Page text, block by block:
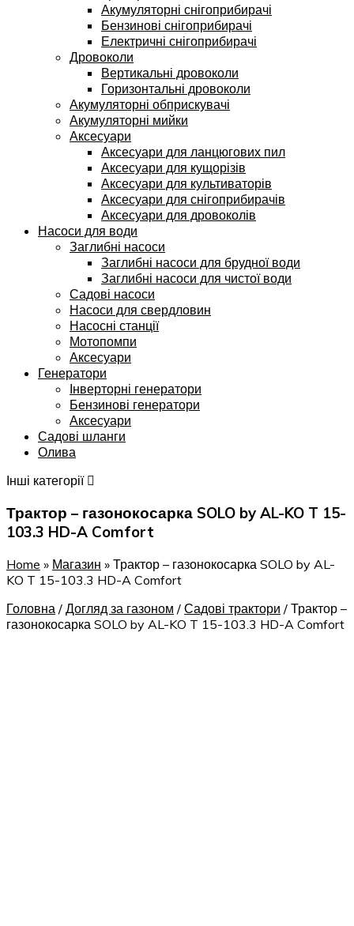
Акумуляторні снігоприбирачі
Бензинові снігоприбирачі
Електричні снігоприбирачі
Дровоколи
Вертикальні дровоколи
Горизонтальні дровоколи
Акумуляторні обприскувачі
Акумуляторні мийки
Аксесуари
Аксесуари для ланцюгових пил
Аксесуари для кущорізів
Аксесуари для культиваторів
Аксесуари для снігоприбирачів
Аксесуари для дровоколів
Насоси для води
Заглибні насоси
Заглибні насоси для брудної води
Заглибні насоси для чистої води
Садові насоси
Насоси для свердловин
Насосні станції
Мотопомпи
Аксесуари
Генератори
Інверторні генератори
Бензинові генератори
Аксесуари
Садові шланги
Олива
Інші категорії
Трактор – газонокосарка SOLO by AL-KO T 15-
103.3 HD-A Comfort
Home » Магазин » Трактор – газонокосарка SOLO by AL-
KO T 15-103.3 HD-A Comfort
Головна / Догляд за газоном / Садові трактори / Трактор –
газонокосарка SOLO by AL-KO T 15-103.3 HD-A Comfort